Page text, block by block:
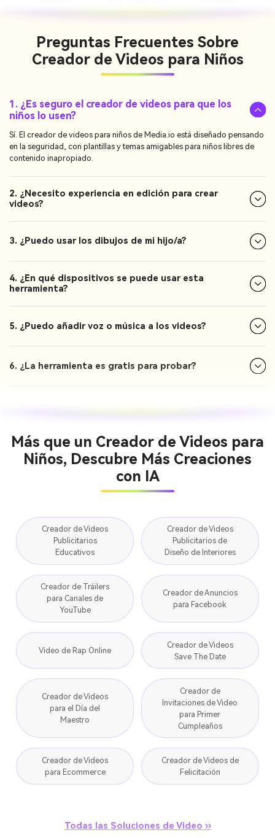
Preguntas Frecuentes Sobre
Creador de Videos para Niños
1. ¿Es seguro el creador de videos para que los
niños lo usen?
Sí. El creador de videos para niños de Media.io está diseñado pensando
en la seguridad, con plantillas y temas amigables para niños libres de
contenido inapropiado.
2. ¿Necesito experiencia en edición para crear
videos?
3. ¿Puedo usar los dibujos de mi hijo/a?
4. ¿En qué dispositivos se puede usar esta
herramienta?
5. ¿Puedo añadir voz o música a los videos?
6. ¿La herramienta es gratis para probar?
Más que un Creador de Videos para
Niños, Descubre Más Creaciones
con IA
Creador de Videos
Publicitarios
Educativos
Creador de Videos
Publicitarios de
Diseño de Interiores
Creador de Tráilers
para Canales de
YouTube
Creador de Anuncios
para Facebook
Video de Rap Online
Creador de Videos
Save The Date
Creador de Videos
para el Día del
Maestro
Creador de
Invitaciones de Video
para Primer
Cumpleaños
Creador de Videos
para Ecommerce
Creador de Videos de
Felicitación
Todas las Soluciones de Video ››